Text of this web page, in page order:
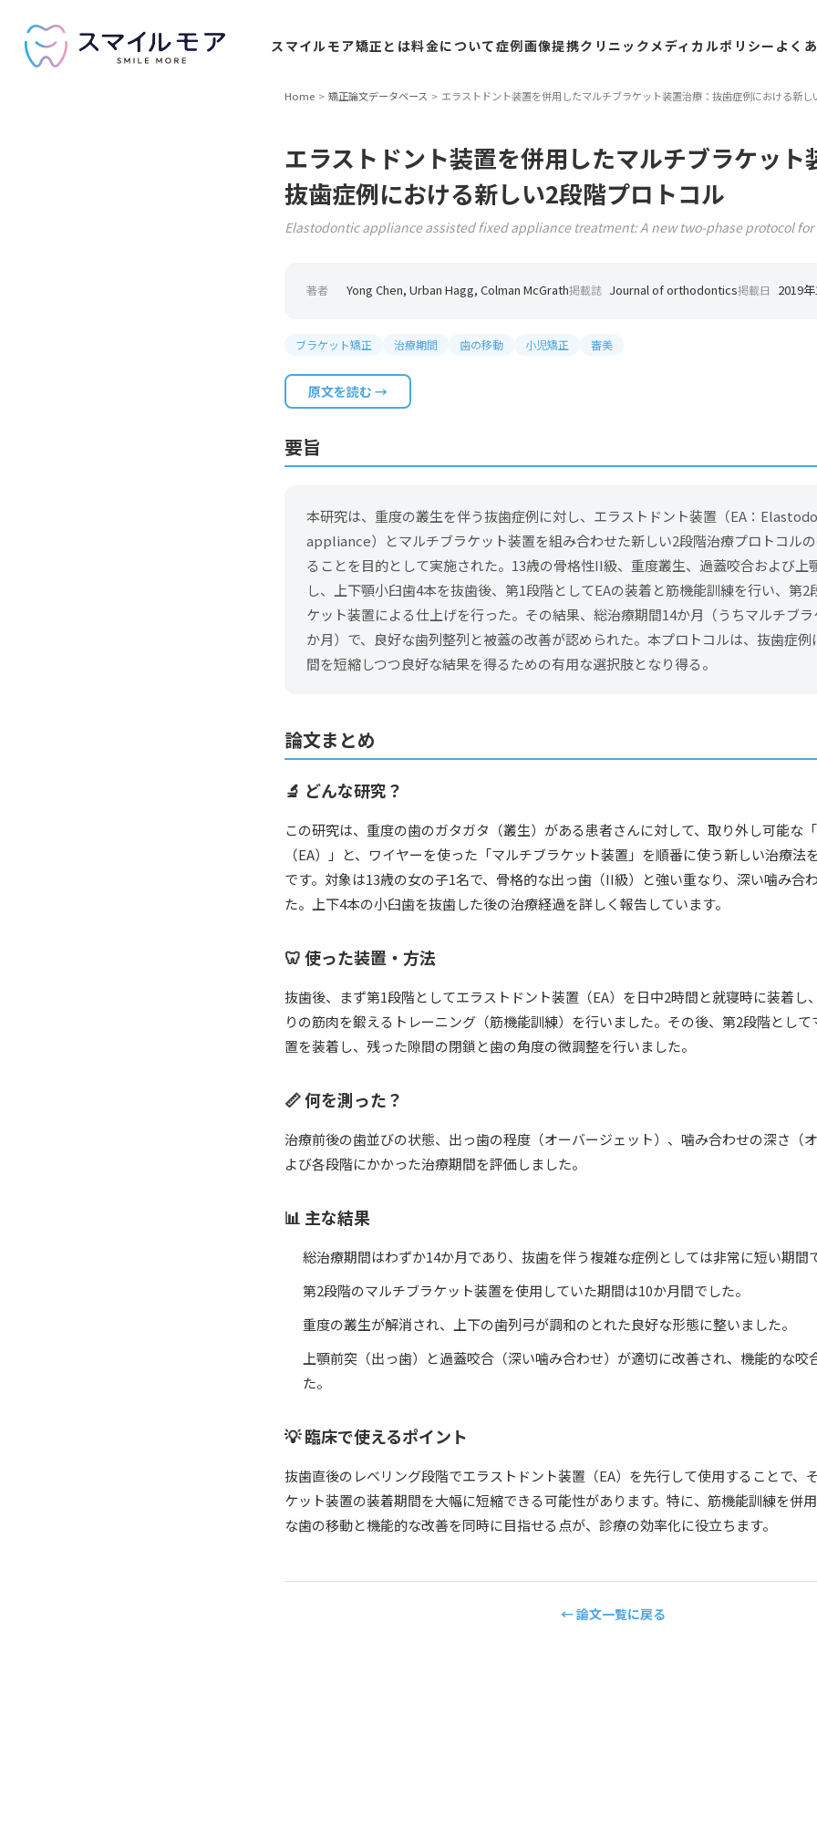
スマイルモア矯正とは料金について症例画像提携クリニックメディカルポリシー よく
Home 矯正論文データベース エラストドント装置を併用したマルチブラケット装置治療：抜歯症例における新し
エラストドント装置を併用したマルチブラケット
抜歯症例における新しい2段階プロトコル
Elastodontic appliance assisted fixed appliance treatment: A new two-phase protocol for
著者 Yong Chen, Urban Hagg, Colman McGrath掲載誌 Journal of orthodontics掲載日 2019
ブラケット矯正 治療期間 歯の移動 小児矯正 審美
原文を読む →
要旨
本研究は、重度の叢生を伴う抜歯症例に対し、エラストドント装置（EA：
appliance）とマルチブラケット装置を組み合わせた新しい2段階治療プロトコル
ることを目的として実施された。13歳の骨格性II級、重度叢生、過蓋咬合および上
し、上下顎小臼歯4本を抜歯後、第1段階としてEAの装着と筋機能訓練を行い、第2
ケット装置による仕上げを行った。その結果、総治療期間14か月（うちマルチブ
か月）で、良好な歯列整列と被蓋の改善が認められた。本プロトコルは、抜歯症例
間を短縮しつつ良好な結果を得るための有用な選択肢となり得る。
論文まとめ
🔬 どんな研究？
この研究は、重度の歯のガタガタ（叢生）がある患者さんに対して、取り外し可能な
（EA）」と、ワイヤーを使った「マルチブラケット装置」を順番に使う新しい治療法
です。対象は13歳の女の子1名で、骨格的な出っ歯（II級）と強い重なり、深い噛み合
た。上下4本の小臼歯を抜歯した後の治療経過を詳しく報告しています。
🦷 使った装置・方法
抜歯後、まず第1段階としてエラストドント装置（EA）を日中2時間と就寝時に装着し
りの筋肉を鍛えるトレーニング（筋機能訓練）を行いました。その後、第2段階とし
置を装着し、残った隙間の閉鎖と歯の角度の微調整を行いました。
📏 何を測った？
治療前後の歯並びの状態、出っ歯の程度（オーバージェット）、噛み合わせの深さ（
よび各段階にかかった治療期間を評価しました。
📊 主な結果
総治療期間はわずか14か月であり、抜歯を伴う複雑な症例としては非常に短い期間
第2段階のマルチブラケット装置を使用していた期間は10か月間でした。
重度の叢生が解消され、上下の歯列弓が調和のとれた良好な形態に整いました。
上顎前突（出っ歯）と過蓋咬合（深い噛み合わせ）が適切に改善され、機能的な咬
た。
💡 臨床で使えるポイント
抜歯直後のレベリング段階でエラストドント装置（EA）を先行して使用することで、
ケット装置の装着期間を大幅に短縮できる可能性があります。特に、筋機能訓練を併
な歯の移動と機能的な改善を同時に目指せる点が、診療の効率化に役立ちます。
← 論文一覧に戻る